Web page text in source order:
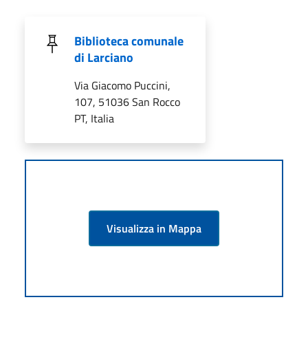
Biblioteca comunale
di Larciano
Via Giacomo Puccini,
107, 51036 San Rocco
PT, Italia
Visualizza in Mappa